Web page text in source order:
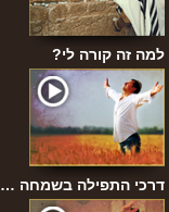
למה זה קורה לי?
דרכי התפילה בשמחה …